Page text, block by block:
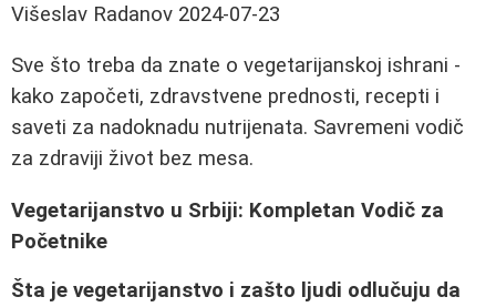
Višeslav Radanov 2024-07-23
Sve što treba da znate o vegetarijanskoj ishrani -
kako započeti, zdravstvene prednosti, recepti i
saveti za nadoknadu nutrijenata. Savremeni vodič
za zdraviji život bez mesa.
Vegetarijanstvo u Srbiji: Kompletan Vodič za
Početnike
Šta je vegetarijanstvo i zašto ljudi odlučuju da